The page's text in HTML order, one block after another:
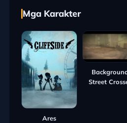
Mga Karakter
Ares
Street